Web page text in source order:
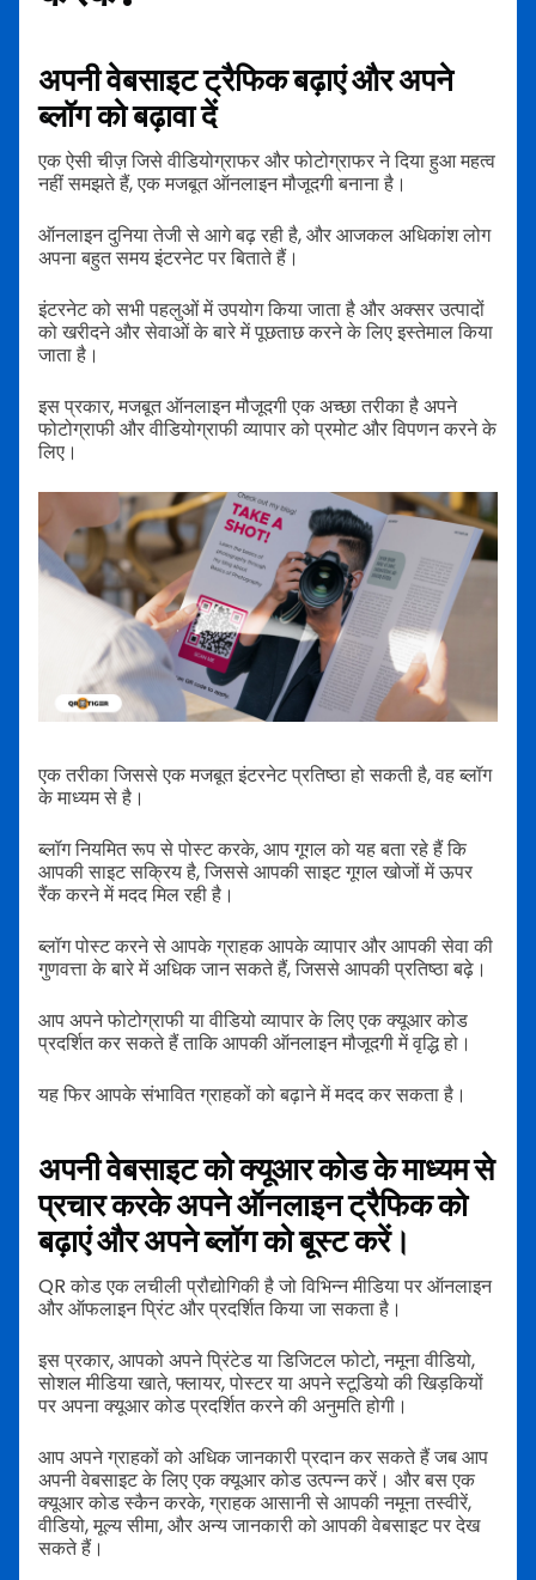
अपनी वेबसाइट ट्रैफिक बढ़ाएं और अपने
ब्लॉग को बढ़ावा दें
एक ऐसी चीज़ जिसे वीडियोग्राफर और फोटोग्राफर ने दिया हुआ महत्व
नहीं समझते हैं, एक मजबूत ऑनलाइन मौजूदगी बनाना है।
ऑनलाइन दुनिया तेजी से आगे बढ़ रही है, और आजकल अधिकांश लोग
अपना बहुत समय इंटरनेट पर बिताते हैं।
इंटरनेट को सभी पहलुओं में उपयोग किया जाता है और अक्सर उत्पादों
को खरीदने और सेवाओं के बारे में पूछताछ करने के लिए इस्तेमाल किया
जाता है।
इस प्रकार, मजबूत ऑनलाइन मौजूदगी एक अच्छा तरीका है अपने
फोटोग्राफी और वीडियोग्राफी व्यापार को प्रमोट और विपणन करने के
लिए।
एक तरीका जिससे एक मजबूत इंटरनेट प्रतिष्ठा हो सकती है, वह ब्लॉग
के माध्यम से है।
ब्लॉग नियमित रूप से पोस्ट करके, आप गूगल को यह बता रहे हैं कि
आपकी साइट सक्रिय है, जिससे आपकी साइट गूगल खोजों में ऊपर
रैंक करने में मदद मिल रही है।
ब्लॉग पोस्ट करने से आपके ग्राहक आपके व्यापार और आपकी सेवा की
गुणवत्ता के बारे में अधिक जान सकते हैं, जिससे आपकी प्रतिष्ठा बढ़े।
आप अपने फोटोग्राफी या वीडियो व्यापार के लिए एक क्यूआर कोड
प्रदर्शित कर सकते हैं ताकि आपकी ऑनलाइन मौजूदगी में वृद्धि हो।
यह फिर आपके संभावित ग्राहकों को बढ़ाने में मदद कर सकता है।
अपनी वेबसाइट को क्यूआर कोड के माध्यम से
प्रचार करके अपने ऑनलाइन ट्रैफिक को
बढ़ाएं और अपने ब्लॉग को बूस्ट करें।
QR कोड एक लचीली प्रौद्योगिकी है जो विभिन्न मीडिया पर ऑनलाइन
और ऑफलाइन प्रिंट और प्रदर्शित किया जा सकता है।
इस प्रकार, आपको अपने प्रिंटेड या डिजिटल फोटो, नमूना वीडियो,
सोशल मीडिया खाते, फ्लायर, पोस्टर या अपने स्टूडियो की खिड़कियों
पर अपना क्यूआर कोड प्रदर्शित करने की अनुमति होगी।
आप अपने ग्राहकों को अधिक जानकारी प्रदान कर सकते हैं जब आप
अपनी वेबसाइट के लिए एक क्यूआर कोड उत्पन्न करें। और बस एक
क्यूआर कोड स्कैन करके, ग्राहक आसानी से आपकी नमूना तस्वीरें,
वीडियो, मूल्य सीमा, और अन्य जानकारी को आपकी वेबसाइट पर देख
सकते हैं।